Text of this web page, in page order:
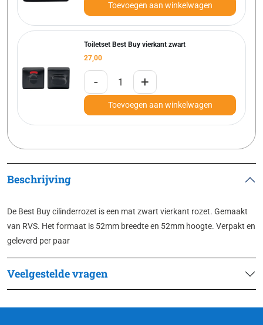
Toevoegen aan winkelwagen
Toiletset Best Buy vierkant zwart
27,00
- +
Toevoegen aan winkelwagen
Beschrijving
De Best Buy cilinderrozet is een mat zwart vierkant rozet. Gemaakt
van RVS. Het formaat is 52mm breedte en 52mm hoogte. Verpakt en
geleverd per paar
Veelgestelde vragen